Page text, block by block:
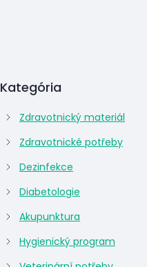
Kategória
Zdravotnický materiál
Zdravotnické potřeby
Dezinfekce
Diabetologie
Akupunktura
Hygienický program